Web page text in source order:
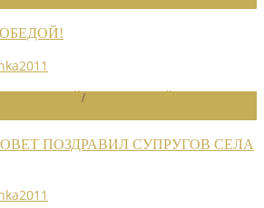
/
ПОЗДРАВИЛ СУПРУГОВ СЕЛА